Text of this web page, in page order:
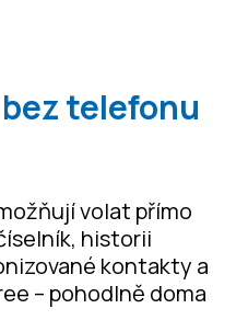
telefonu
volat přímo
historii
kontakty a
– pohodlně doma